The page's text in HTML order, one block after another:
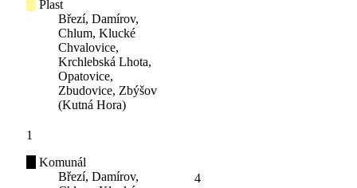
Plast
Březí, Damírov,
Chlum, Klucké
Chvalovice,
Krchlebská Lhota,
Opatovice,
Zbudovice, Zbýšov
(Kutná Hora)
1
Komunál
Březí, Damírov,
4